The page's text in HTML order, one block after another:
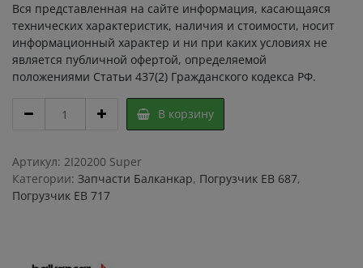
Вся представленная на сайте информация, касающаяся
технических характеристик, наличия и стоимости, носит
информационный характер и ни при каких условиях не
является публичной офертой, определяемой
положениями Статьи 437(2) Гражданского кодекса РФ.
ЕВ
717
,
В корзину
Артикул: 2I20200 Super
Категории: Запчасти Балканкар, Погрузчик ЕВ 687,
Погрузчик ЕВ 717